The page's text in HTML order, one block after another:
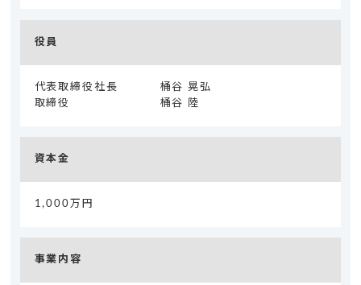
役員
代表取締役社長
桶谷 晃弘
取締役
桶谷 陸
資本金
1,000万円
事業内容